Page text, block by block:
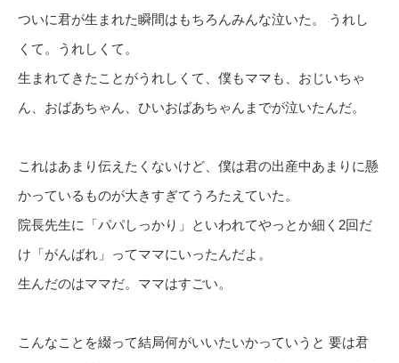
ついに君が生まれた瞬間はもちろんみんな泣いた。 うれし
くて。うれしくて。
生まれてきたことがうれしくて、僕もママも、おじいちゃ
ん、おばあちゃん、ひいおばあちゃんまでが泣いたんだ。
これはあまり伝えたくないけど、僕は君の出産中あまりに懸
かっているものが大きすぎてうろたえていた。
院長先生に「パパしっかり」といわれてやっとか細く2回だ
け「がんばれ」ってママにいったんだよ。
生んだのはママだ。ママはすごい。
こんなことを綴って結局何がいいたいかっていうと 要は君